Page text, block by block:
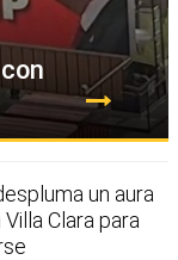
un aura
Clara para